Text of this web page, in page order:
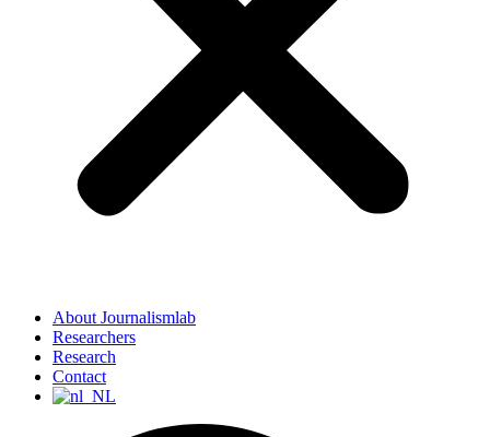
About Journalismlab
Researchers
Research
Contact